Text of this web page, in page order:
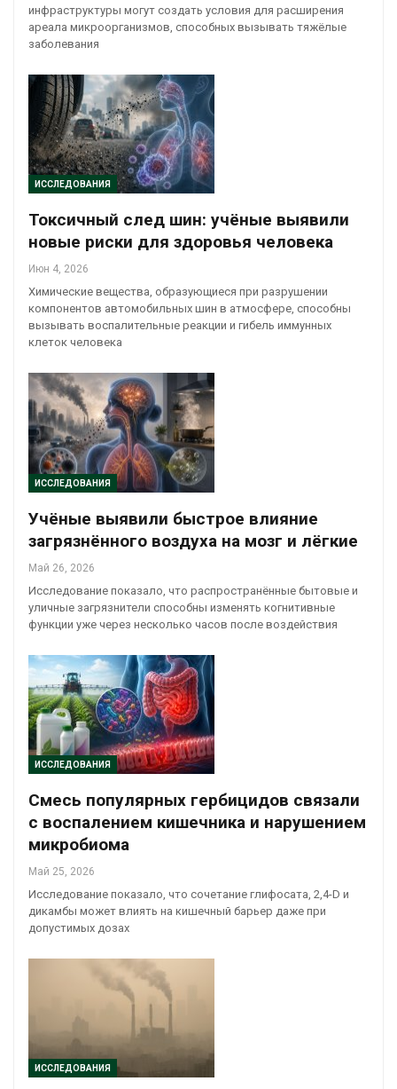
инфраструктуры могут создать условия для расширения
ареала микроорганизмов, способных вызывать тяжёлые
заболевания
ИССЛЕДОВАНИЯ
Токсичный след шин: учёные выявили
новые риски для здоровья человека
Июн 4, 2026
Химические вещества, образующиеся при разрушении
компонентов автомобильных шин в атмосфере, способны
вызывать воспалительные реакции и гибель иммунных
клеток человека
ИССЛЕДОВАНИЯ
Учёные выявили быстрое влияние
загрязнённого воздуха на мозг и лёгкие
Май 26, 2026
Исследование показало, что распространённые бытовые и
уличные загрязнители способны изменять когнитивные
функции уже через несколько часов после воздействия
ИССЛЕДОВАНИЯ
Смесь популярных гербицидов связали
с воспалением кишечника и нарушением
микробиома
Май 25, 2026
Исследование показало, что сочетание глифосата, 2,4-D и
дикамбы может влиять на кишечный барьер даже при
допустимых дозах
ИССЛЕДОВАНИЯ